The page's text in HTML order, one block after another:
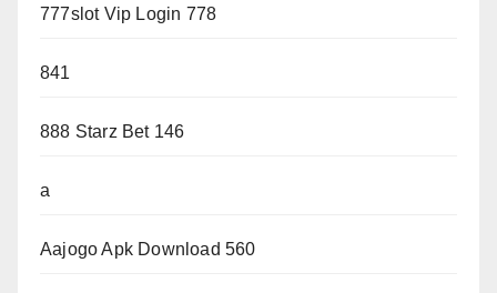
777slot Vip Login 778
841
888 Starz Bet 146
a
Aajogo Apk Download 560